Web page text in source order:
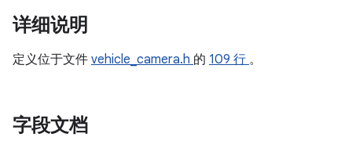
详细说明
定义位于文件 vehicle_camera.h 的 109 行 。
字段文档